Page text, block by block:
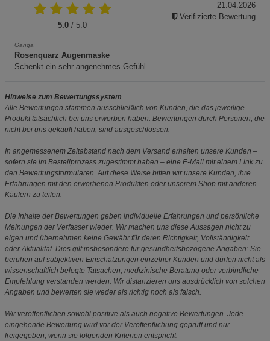
5.0 / 5.0
Ganga
Rosenquarz Augenmaske
Schenkt ein sehr angenehmes Gefühl
21.04.2026
Verifizierte Bewertung
Hinweise zum Bewertungssystem
Alle Bewertungen stammen ausschließlich von Kunden, die das jeweilige
Produkt tatsächlich bei uns erworben haben. Bewertungen durch Personen, die
nicht bei uns gekauft haben, sind ausgeschlossen.
In angemessenem Zeitabstand nach dem Versand erhalten unsere Kunden –
sofern sie im Bestellprozess zugestimmt haben – eine E-Mail mit einem Link zu
den Bewertungsformularen. Auf diese Weise bitten wir unsere Kunden, ihre
Erfahrungen mit den erworbenen Produkten oder unserem Shop mit anderen
Käufern zu teilen.
Die Inhalte der Bewertungen geben individuelle Erfahrungen und persönliche
Meinungen der Verfasser wieder. Wir machen uns diese Aussagen nicht zu
eigen und übernehmen keine Gewähr für deren Richtigkeit, Vollständigkeit
oder Aktualität. Dies gilt insbesondere für gesundheitsbezogene Angaben: Sie
beruhen auf subjektiven Einschätzungen einzelner Kunden und dürfen nicht als
wissenschaftlich belegte Tatsachen, medizinische Beratung oder verbindliche
Empfehlung verstanden werden. Wir distanzieren uns ausdrücklich von solchen
Angaben und bewerten sie weder als richtig noch als falsch.
Wir veröffentlichen sowohl positive als auch negative Bewertungen. Jede
eingehende Bewertung wird vor der Veröffentlichung geprüft und nur
freigegeben, wenn sie folgenden Kriterien entspricht: